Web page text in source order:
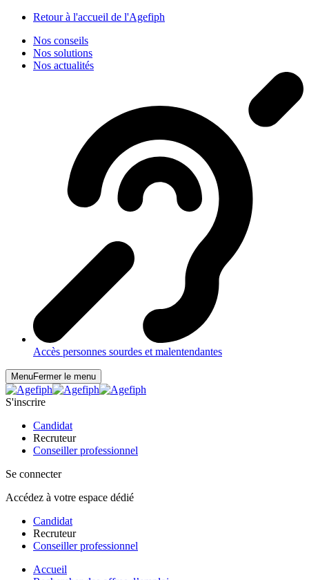
Retour à l'accueil de l'Agefiph
Nos conseils
Nos solutions
Nos actualités
Accès personnes sourdes et malentendantes
MenuFermer le menu
S'inscrire
Candidat
Recruteur
Conseiller professionnel
Se connecter
Accédez à votre espace dédié
Candidat
Recruteur
Conseiller professionnel
Accueil